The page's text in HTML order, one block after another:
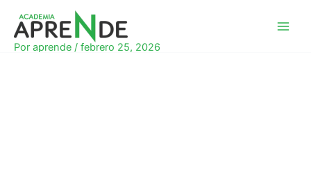
contenido
Por aprende / febrero 25, 2026